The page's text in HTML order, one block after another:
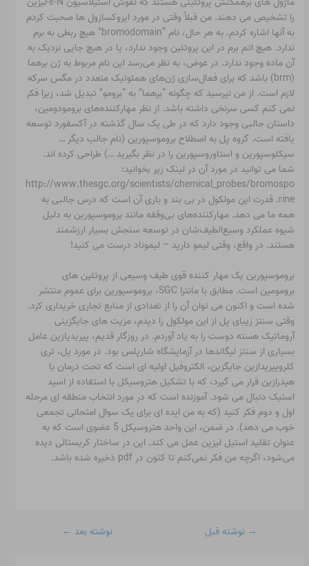
را تشخیص می دهند. من قبلاً وقتی در مورد ایزوکسازول ها صحبت کردم
به آنها اشاره کردم. به هر حال، نام “bromodomain” هیچ ربطی به برم
ندارد. هیچ اتم برم در این پروتئین وجود ندارد، یا در هیچ جایی نزدیک به
آن ماده وجود ندارد. در عوض، به نظر می‌رسد این نام مربوط به ژن برهما
(brm) باشد که برای فعال‌سازی ژن‌های همئوتیک متعدد در مگس سرکه
لازم است. از من نپرسید که چگونه “برهما” به “برومو” تبدیل شد، زیرا فکر
نمی کنم کسی سرنخی داشته باشد. از نظر مهارکننده‌های برومودومین،
داستان جالبی وجود دارد که در طی یک سال گذشته در آکسفورد توسعه
یافته است. گروه پل به اصطلاح بروموسپورین (نام جالب دیگر …
سیکلوسپورین و استاوروسپورین را در نظر بگیرید …) طراحی کرده اند.
شما می توانید در مورد آن در لینک زیر بخوانید:
http://www.thesgc.org/scientists/chemical_probes/bromospo
rine. قدرت این مولکول در بی بند و باری آن است که درس جالبی به
همه ما می دهد. مهارکننده‌های بی‌وقفه مانند بروموسپورین به دلیل
شیوه عملکرد وسیع‌الطیف‌شان در توسعه سنجش بسیار ارزشمند
هستند. در واقع، وقتی لیمو دارید – لیموناد درست می کنید!
بروموسپورین یک مهار کننده قوی طیف وسیعی از پروتئین های
برومومین است. مطابق با مانترا SGC، بروموسپورین برای عموم منتشر
شده است و اکنون می توان آن را از تعدادی از منابع تجاری خریداری کرد.
وقتی سنتز زیبای پل از این مولکول را دیدم، مزیت های جایگزینی
آروماتیک هسته دوست را به یاد آوردم. در روزگار قدیم، پیریدیازین عامل
بسیاری از سنتز لیگاندها در آزمایشگاه شارپلس بود. در مورد پل، تری
کلروپیریدازین جایگزین، الکتروفیل اولیه ای است که تحت درمان با
هیدرازین قرار می گیرد، که با تشکیل هتروسیکل با استفاده از اسید
استیک دنبال می شود. آموزنده است که در مورد انتخاب منطقه ای مرحله
اول و دوم فکر کنید (که به من ایده ای برای یک سوال امتحانی تجمعی
خوب می دهد). در ضمن، این واحد هتروسیکل 5 عضوی است که به
عنوان تقلید استیل لیزین عمل می کند. این در ساختار کریستالی دیده
می‌شود، اگرچه من فکر نمی‌کنم تا کنون در pdf ذخیره شده باشد.
→ نوشته قبل نوشته بعد ←